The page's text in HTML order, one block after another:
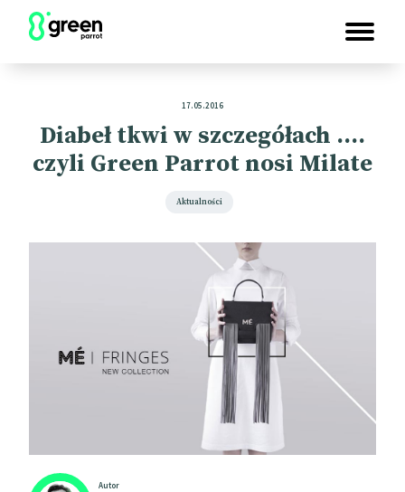
17.05.2016
Diabeł tkwi w szczegółach ….
czyli Green Parrot nosi Milate
Aktualności
Autor